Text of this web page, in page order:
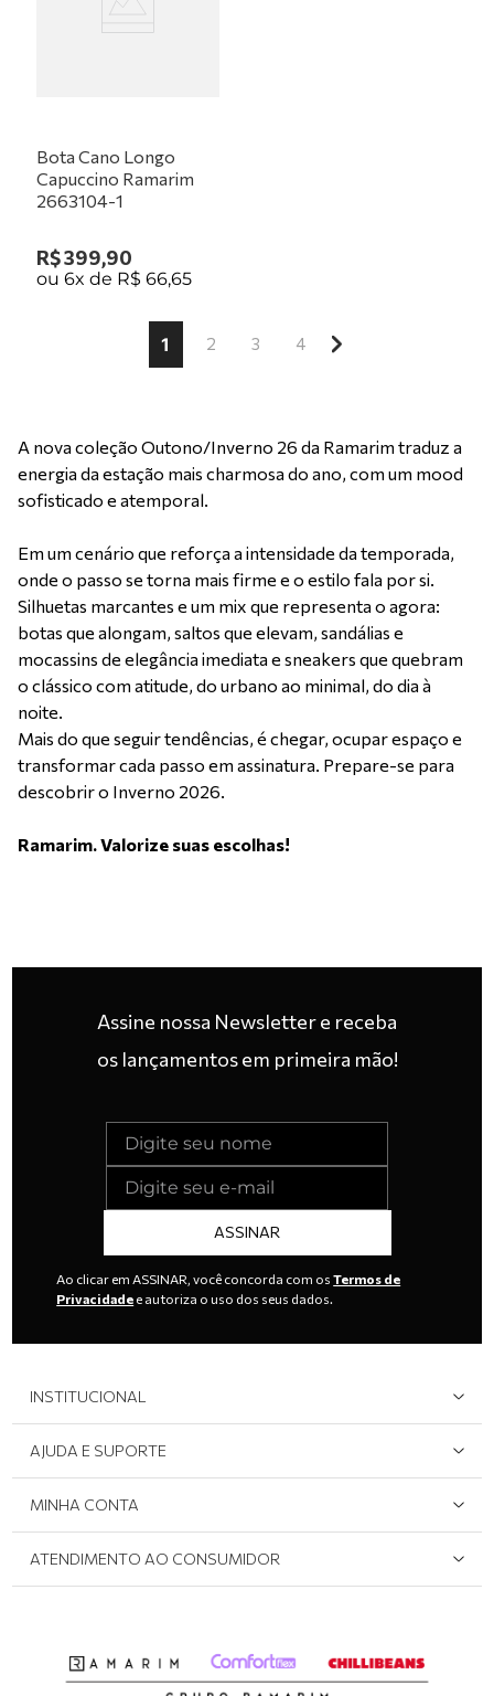
Bota Cano Longo
Capuccino Ramarim
2663104-1
R$399,90
ou6x de R$ 66,65
1 2 3 4
A nova coleção Outono/Inverno 26 da Ramarim traduz a
energia da estação mais charmosa do ano, com um mood
sofisticado e atemporal.
Em um cenário que reforça a intensidade da temporada,
onde o passo se torna mais firme e o estilo fala por si.
Silhuetas marcantes e um mix que representa o agora:
botas que alongam, saltos que elevam, sandálias e
mocassins de elegância imediata e sneakers que quebram
o clássico com atitude, do urbano ao minimal, do dia à
noite.
Mais do que seguir tendências, é chegar, ocupar espaço e
transformar cada passo em assinatura. Prepare-se para
descobrir o Inverno 2026.
Ramarim. Valorize suas escolhas!
Assine nossa Newsletter e receba
os lançamentos em primeira mão!
ASSINAR
Ao clicar em ASSINAR, você concorda com osTermos de
Privacidade e autoriza o uso dos seus dados.
INSTITUCIONAL
Área do Lojista
AJUDA E SUPORTE
Políticas de Privacidade
MINHA CONTA
Meus pedidos
ATENDIMENTO AO CONSUMIDOR
Atendimento via WhatsApp: (51) 2160-0740